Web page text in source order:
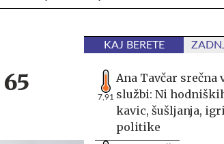
KAJ BERETE
7,91
Ana Tavčar srečna
službi: Ni
kavic, šušljanja,
politike